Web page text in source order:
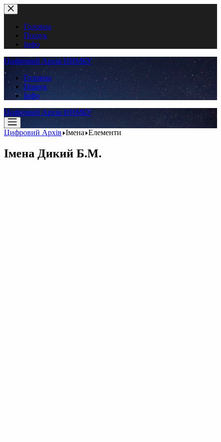
Перейти
до
вмістуГоловна
Пошук
Інфо
Цифровий Архів ННМБУ
Головна
Пошук
Інфо
Цифровий Архів ННМБУ
Цифровий Архів Імена Елементи
Імена Дикий Б.М.